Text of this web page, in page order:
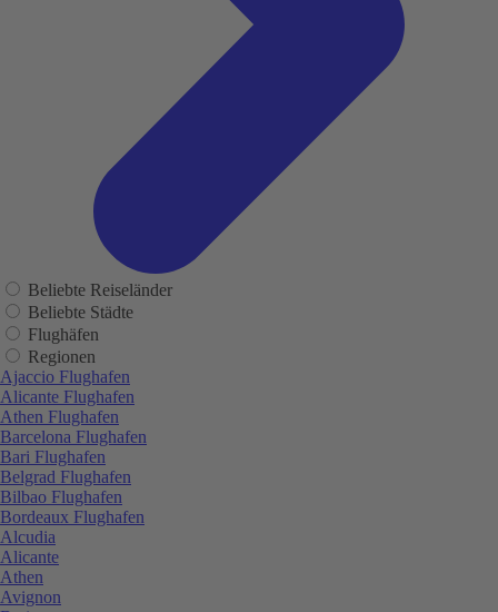
Beliebte Reiseländer
Beliebte Städte
Flughäfen
Regionen
Ajaccio Flughafen
Alicante Flughafen
Athen Flughafen
Barcelona Flughafen
Bari Flughafen
Belgrad Flughafen
Bilbao Flughafen
Bordeaux Flughafen
Alcudia
Alicante
Athen
Avignon